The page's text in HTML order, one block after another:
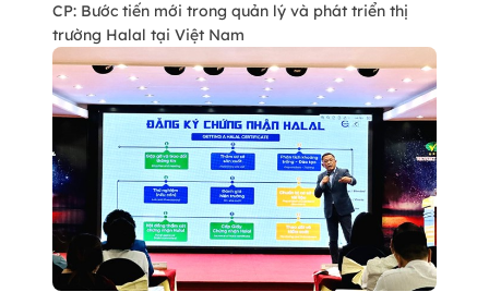
CP: Bước tiến mới trong quản lý và phát triển thị
trường Halal tại Việt Nam